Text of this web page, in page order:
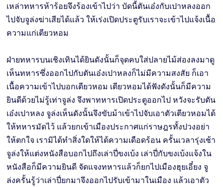
เหล่าทหารห้าร้อยจึงร้องเข้าไปว่า บัดนี้ตันเอ๋งกับเปาหลงออก
ไปจับจูล่งฆ่าเสียได้แล้ว ให้เร่งเปิดประตูรับเราจะเข้าไปแจ้งเนื้อ
ความแก่เตียวหอม
ฝ่ายทหารบนเชิงเทินได้ยินดังนั้นก็จุดคบใส่ปลายไม้ส่องลงมาดู
เห็นทหารซึ่งออกไปกับตันเอ๋งเปาหลงก็ไม่มีความสงสัย ก็เอา
เนื้อความเข้าไปบอกเตียวหอม เตียวหอมได้ฟังดังนั้นก็มีความ
ยินดีด้วยไม่รู้เท่าจูล่ง จึงพาทหารเปิดประตูออกไป หวังจะรับตัน
เอ๋งเปาหลง จูล่งเห็นดังนั้นจึงขับม้าเข้าไปจับเอาตัวเตียวหอมได้
ให้ทหารมัดไว้ แล้วยกเข้าเมืองประกาศแก่ราษฎรทั้งปวงอย่า
ให้ตกใจ เรามิได้ทำสิ่งใดให้ได้ความเดือดร้อน ครั้นเวลารุ่งเช้า
จูล่งให้แต่งหนังสือบอกไปถึงเล่าปี่ขงเบ้ง เล่าปี่กับขงเบ้งแจ้งใน
หนังสือก็มีความยินดี จัดแจงทหารแล้วก็ยกไปเมืองฮุยเอี๋ยง จู
ล่งครั้นรู้ว่าเล่าปี่ยกมาจึงออกไปรับเข้ามาในเมือง แล้วเอาตัว